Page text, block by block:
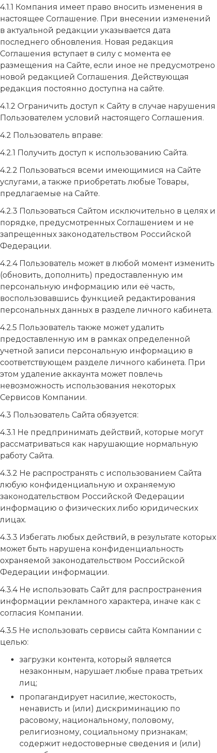
4.1.1 Компания имеет право вносить изменения в
настоящее Соглашение. При внесении изменений
в актуальной редакции указывается дата
последнего обновления. Новая редакция
Соглашения вступает в силу с момента ее
размещения на Сайте, если иное не предусмотрено
новой редакцией Соглашения. Действующая
редакция постоянно доступна на сайте.
4.1.2 Ограничить доступ к Сайту в случае нарушения
Пользователем условий настоящего Соглашения.
4.2 Пользователь вправе:
4.2.1 Получить доступ к использованию Сайта.
4.2.2 Пользоваться всеми имеющимися на Сайте
услугами, а также приобретать любые Товары,
предлагаемые на Сайте.
4.2.3 Пользоваться Сайтом исключительно в целях и
порядке, предусмотренных Соглашением и не
запрещенных законодательством Российской
Федерации.
4.2.4 Пользователь может в любой момент изменить
(обновить, дополнить) предоставленную им
персональную информацию или её часть,
воспользовавшись функцией редактирования
персональных данных в разделе личного кабинета.
4.2.5 Пользователь также может удалить
предоставленную им в рамках определенной
учетной записи персональную информацию в
соответствующем разделе личного кабинета. При
этом удаление аккаунта может повлечь
невозможность использования некоторых
Сервисов Компании.
4.3 Пользователь Сайта обязуется:
4.3.1 Не предпринимать действий, которые могут
рассматриваться как нарушающие нормальную
работу Сайта.
4.3.2 Не распространять с использованием Сайта
любую конфиденциальную и охраняемую
законодательством Российской Федерации
информацию о физических либо юридических
лицах.
4.3.3 Избегать любых действий, в результате которых
может быть нарушена конфиденциальность
охраняемой законодательством Российской
Федерации информации.
4.3.4 Не использовать Сайт для распространения
информации рекламного характера, иначе как с
согласия Компании.
4.3.5 Не использовать сервисы сайта Компании с
целью:
загрузки контента, который является
незаконным, нарушает любые права третьих
лиц;
пропагандирует насилие, жестокость,
ненависть и (или) дискриминацию по
расовому, национальному, половому,
религиозному, социальному признакам;
содержит недостоверные сведения и (или)